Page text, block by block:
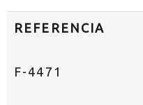
REFERENCIA
F-4471